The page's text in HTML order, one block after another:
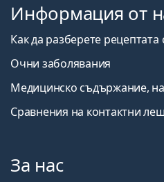
Информация от
Как да разберете
Очни заболявания
Медицинско съдържание,
Сравнения на контактни
За нас